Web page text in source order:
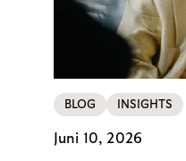
BLOG INSIGHTS
Juni 10, 2026